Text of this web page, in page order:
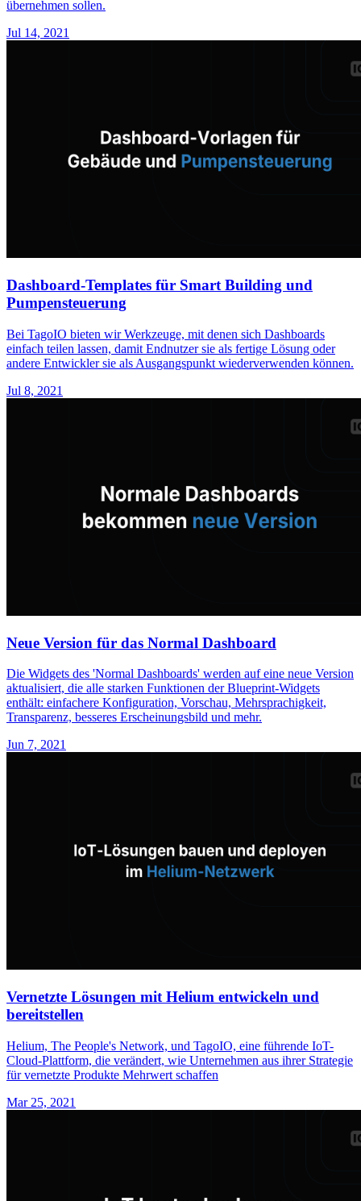
übernehmen sollen.
Jul 14, 2021
Dashboard-Templates für Smart Building und
Pumpensteuerung
Bei TagoIO bieten wir Werkzeuge, mit denen sich Dashboards
einfach teilen lassen, damit Endnutzer sie als fertige Lösung oder
andere Entwickler sie als Ausgangspunkt wiederverwenden können.
Jul 8, 2021
Neue Version für das Normal Dashboard
Die Widgets des 'Normal Dashboards' werden auf eine neue Version
aktualisiert, die alle starken Funktionen der Blueprint-Widgets
enthält: einfachere Konfiguration, Vorschau, Mehrsprachigkeit,
Transparenz, besseres Erscheinungsbild und mehr.
Jun 7, 2021
Vernetzte Lösungen mit Helium entwickeln und
bereitstellen
Helium, The People's Network, und TagoIO, eine führende IoT-
Cloud-Plattform, die verändert, wie Unternehmen aus ihrer Strategie
für vernetzte Produkte Mehrwert schaffen
Mar 25, 2021